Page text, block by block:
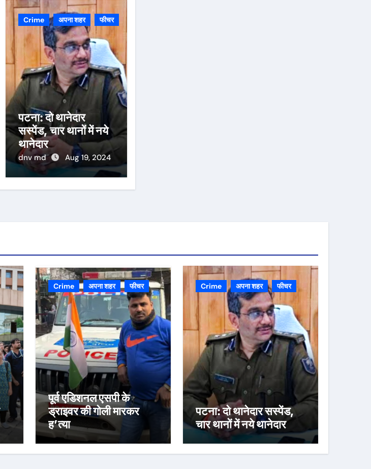
Crime अपना शहर फीचर
पटना: दो थानेदार
सस्पेंड, चार थानों में नये
थानेदार
dnv md Aug 19, 2024
Crime अपना शहर फीचर
पूर्व एडिशनल एसपी के
ड्राइवर की गोली मारकर
ह’त्या
Crime अपना शहर फीचर
पटना: दो थानेदार सस्पेंड,
चार थानों में नये थानेदार